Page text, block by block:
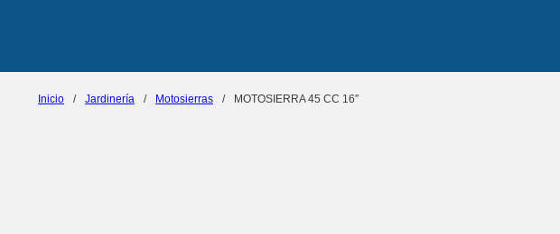
Inicio / Jardinería / Motosierras / MOTOSIERRA 45 CC 16″